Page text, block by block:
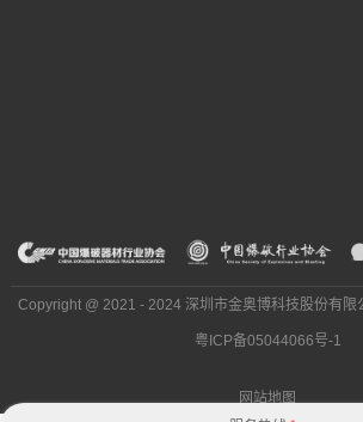
Copyright @ 2021 - 2024 深圳市金奥博科技股份有限
粤ICP备05044066号-1
网站地图